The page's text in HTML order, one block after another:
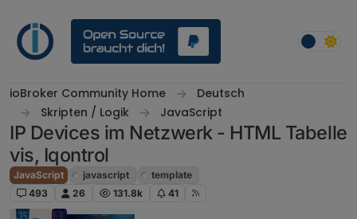
ioBroker Community Home
Deutsch
Skripten / Logik
JavaScript
IP Devices im Netzwerk - HTML Tabelle
vis, Iqontrol
JavaScript javascript
template
493
26 131.8k 41